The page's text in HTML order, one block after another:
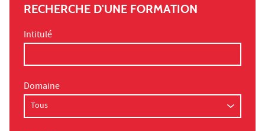
RECHERCHE D'UNE FORMATION
Intitulé
Domaine